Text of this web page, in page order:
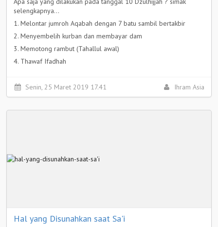
selengkapnya...
1. Melontar jumroh Aqabah dengan 7 batu sambil bertakbir
2. Menyembelih kurban dan membayar dam
3. Memotong rambut (Tahallul awal)
4. Thawaf Ifadhah
Selengkapnya >
Senin, 25 Maret 2019 17.41 Ihram Asia
Hal yang Disunahkan saat Sa'i